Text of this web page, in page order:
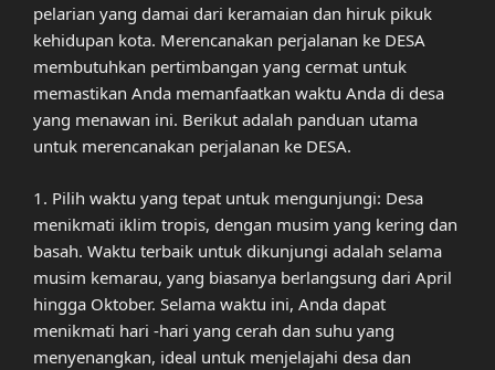
pelarian yang damai dari keramaian dan hiruk pikuk
kehidupan kota. Merencanakan perjalanan ke DESA
membutuhkan pertimbangan yang cermat untuk
memastikan Anda memanfaatkan waktu Anda di desa
yang menawan ini. Berikut adalah panduan utama
untuk merencanakan perjalanan ke DESA.
1. Pilih waktu yang tepat untuk mengunjungi: Desa
menikmati iklim tropis, dengan musim yang kering dan
basah. Waktu terbaik untuk dikunjungi adalah selama
musim kemarau, yang biasanya berlangsung dari April
hingga Oktober. Selama waktu ini, Anda dapat
menikmati hari -hari yang cerah dan suhu yang
menyenangkan, ideal untuk menjelajahi desa dan